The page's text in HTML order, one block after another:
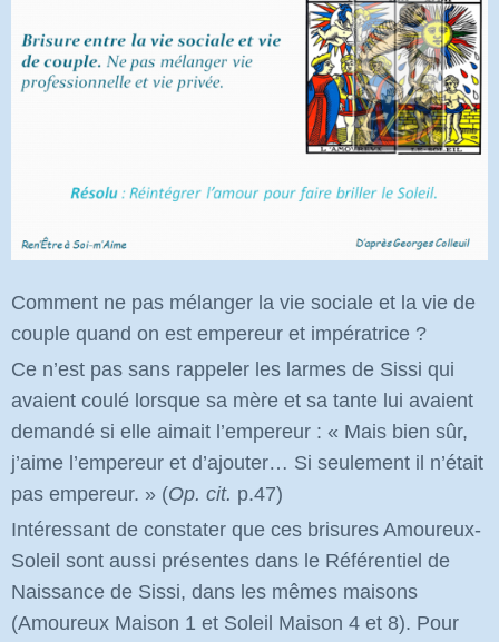
Comment ne pas mélanger la vie sociale et la vie de
couple quand on est empereur et impératrice ?
Ce n’est pas sans rappeler les larmes de Sissi qui
avaient coulé lorsque sa mère et sa tante lui avaient
demandé si elle aimait l’empereur : « Mais bien sûr,
j’aime l’empereur et d’ajouter… Si seulement il n’était
pas empereur. » (Op. cit. p.47)
Intéressant de constater que ces brisures Amoureux-
Soleil sont aussi présentes dans le Référentiel de
Naissance de Sissi, dans les mêmes maisons
(Amoureux Maison 1 et Soleil Maison 4 et 8). Pour